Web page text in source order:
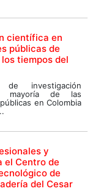
científica en
públicas de
tiempos del
investigación
mayoría de las
en Colombia
y
el Centro de
de
del Cesar